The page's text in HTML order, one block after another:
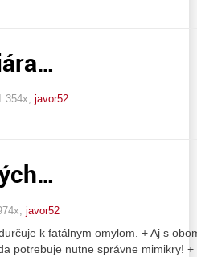
354x, javor52
javor52
k fatálnym omylom. + Aj s
potrebuje nutne správne mimikry!